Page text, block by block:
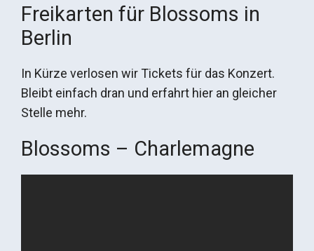
Freikarten für Blossoms in
Berlin
In Kürze verlosen wir Tickets für das Konzert.
Bleibt einfach dran und erfahrt hier an gleicher
Stelle mehr.
Blossoms – Charlemagne